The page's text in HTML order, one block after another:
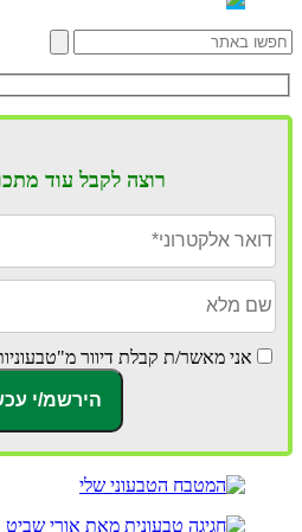
רוצה לקבל עוד
אני מאשר/ת קבלת דיוור